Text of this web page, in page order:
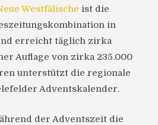
Westfälische ist die
in
erreicht täglich zirka
Auflage von zirka 235.000
unterstützt die regionale
Adventskalender.
der Adventszeit die